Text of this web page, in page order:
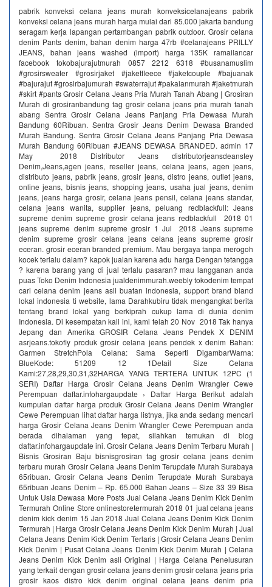
pabrik konveksi celana jeans murah konveksicelanajeans pabrik
konveksi celana jeans murah harga mulai dari 85.000 jakarta bandung
seragam kerja lapangan pertambangan pabrik outdoor. Grosir celana
denim Pants denim, bahan denim harga 47rb #celanajeans PRILLY
JEANS, bahan jeans washed (import) harga 135K ramailancar
facebook tokobajurajutmurah 0857 2212 6318 #busanamuslim
#grosirsweater #grosirjaket #jaketfleece #jaketcouple #bajuanak
#bajurajut #grosirbajumurah #swaterrajut #pakaianmurah #jaketmurah
#skirt #pants Grosir Celana Jeans Pria Murah Tanah Abang | Grosiran
Murah di grosiranbandung tag grosir celana jeans pria murah tanah
abang Sentra Grosir Celana Jeans Panjang Pria Dewasa Murah
Bandung 60Ribuan. Sentra Grosir Jeans Denim Dewasa Branded
Murah Bandung. Sentra Grosir Celana Jeans Panjang Pria Dewasa
Murah Bandung 60Ribuan #JEANS DEWASA BRANDED. admin 17
May 2018 Distributor Jeans distributorjeansdeanstey
Denim,Jeans,agen jeans, reseller jeans, celana jeans, agen jeans,
distributo jeans, pabrik jeans, grosir jeans, distro jeans, outlet jeans,
online jeans, bisnis jeans, shopping jeans, usaha jual jeans, denim
jeans, jeans harga grosir, celana jeans pensil, celana jeans standar,
celana jeans wanita, supplier jeans, peluang redblackfull: Jeans
supreme denim supreme grosir celana jeans redblackfull 2018 01
jeans supreme denim supreme grosir 1 Jul 2018 Jeans supreme
denim supreme grosir celana jeans celana jeans supreme grosir
eceran. grosir eceran branded premium. Mau bergaya tanpa merogoh
kocek terlalu dalam? kapok jualan karena adu harga Dengan tetangga
? karena barang yang di jual terlalu pasaran? mau langganan anda
puas Toko Denim Indonesia jualdenimmurah.weebly tokodenim tempat
cari celana denim jeans asli buatan indonesia, support brand bland
lokal indonesia ti website, lama Darahkubiru tidak mengangkat berita
tentang brand lokal yang berkiprah cukup lama di dunia denim
Indonesia. Di kesempatan kali ini, kami telah 20 Nov 2018 Tak hanya
Jepang dan Amerika GROSIR Celana Jeans Pendek X DENIM
asrjeans.tokofly produk grosir celana jeans pendek x denim Bahan:
Garmen StretchPola Celana: Sama Seperti DigambarWarna:
BlueKode: 51209 12 1Detail Size Celana
Kami:27,28,29,30,31,32HARGA YANG TERTERA UNTUK 12PC (1
SERI) Daftar Harga Grosir Celana Jeans Denim Wrangler Cewe
Perempuan daftar.infohargaupdate › Daftar Harga Berikut adalah
kumpulan daftar harga produk Grosir Celana Jeans Denim Wrangler
Cewe Perempuan lihat daftar harga listnya, jika anda sedang mencari
harga Grosir Celana Jeans Denim Wrangler Cewe Perempuan anda
berada dihalaman yang tepat, silahkan temukan di blog
daftar.infohargaupdate ini. Grosir Celana Jeans Denim Terbaru Murah |
Bisnis Grosiran Baju bisnisgrosiran tag grosir celana jeans denim
terbaru murah Grosir Celana Jeans Denim Terupdate Murah Surabaya
65ribuan. Grosir Celana Jeans Denim Terupdate Murah Surabaya
65ribuan Jeans Denim – Rp. 65.000 Bahan Jeans – Size 33 39 Bisa
Untuk Usia Dewasa More Posts Jual Celana Jeans Denim Kick Denim
Termurah Online Store onlinestoretermurah 2018 01 jual celana jeans
denim kick denim 15 Jan 2018 Jual Celana Jeans Denim Kick Denim
Termurah | Harga Grosir Celana Jeans Denim Kick Denim Murah | Jual
Celana Jeans Denim Kick Denim Terlaris | Grosir Celana Jeans Denim
Kick Denim | Pusat Celana Jeans Denim Kick Denim Murah | Celana
Jeans Denim Kick Denim asli Original | Harga Celana Penelusuran
yang terkait dengan grosir celana jeans denim grosir celana jeans pria
grosir kaos distro kick denim original celana jeans denim pria